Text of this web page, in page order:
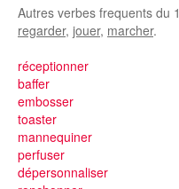
Autres verbes frequents du 1
regarder, jouer, marcher.
réceptionner
baffer
embosser
toaster
mannequiner
perfuser
dépersonnaliser